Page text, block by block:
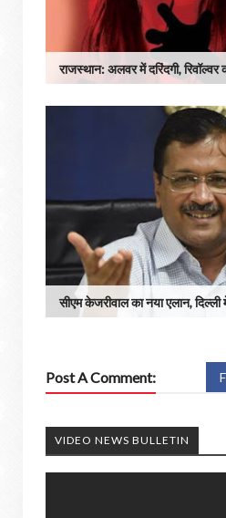
राजस्थान: अलवर में दरिंदगी, रिवॉल्वर
सीएम केजरीवाल का नया एलान,
Post A Comment:
VIDEO NEWS BULLETIN